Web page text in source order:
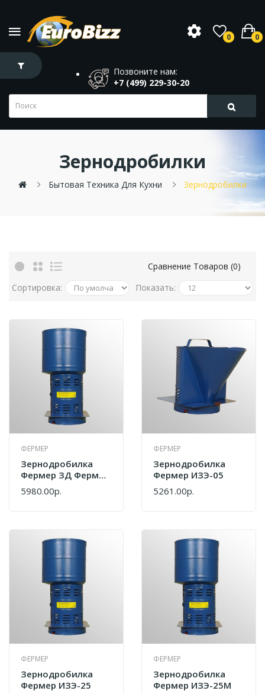
0 0
Позвоните нам:
+7 (499) 229-30-20
Зернодробилки
Бытовая Техника Для Кухни Зернодробилки
Сравнение Товаров (0)
Сортировка:
Показать:
ФЕРМЕР
Зернодробилка
Фермер ЗД Фермер
ИЗЭ-14
5980.00р.
ФЕРМЕР
Зернодробилка
Фермер ИЗЭ-05
5261.00р.
ФЕРМЕР
Зернодробилка
Фермер ИЗЭ-25
ФЕРМЕР
Зернодробилка
Фермер ИЗЭ-25М